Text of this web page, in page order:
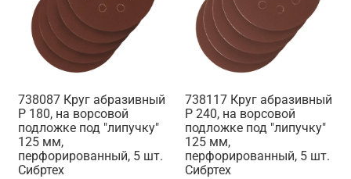
738087 Круг абразивный
P 180, на ворсовой
подложке под "липучку"
125 мм,
перфорированный, 5 шт.
Сибртех
738117 Круг абразивный
P 240, на ворсовой
подложке под "липучку"
125 мм,
перфорированный, 5 шт.
Сибртех